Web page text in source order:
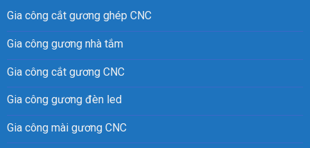
Gia công cắt gương ghép CNC
Gia công gương nhà tắm
Gia công cắt gương CNC
Gia công gương đèn led
Gia công mài gương CNC